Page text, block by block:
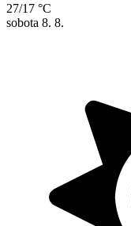
27/17 °C
sobota 8. 8.